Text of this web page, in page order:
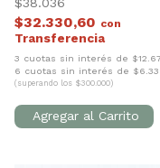
$32.330,60 con
3 cuotas sin interés de
6 cuotas sin interés de
(superando los $300.000)